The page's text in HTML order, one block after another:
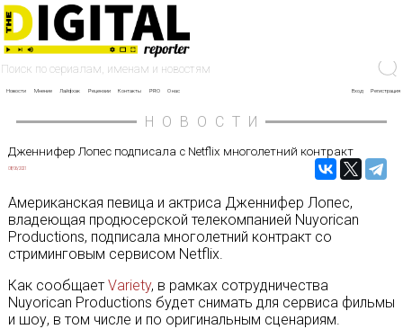
Новости Мнение Лайфхак Рецензии Контакты PRO О нас Вход Регистрация
НОВОСТИ
Дженнифер Лопес подписала с Netflix многолетний контракт
08/06/2021
Американская певица и актриса Дженнифер Лопес,
владеющая продюсерской телекомпанией Nuyorican
Productions, подписала многолетний контракт со
стриминговым сервисом Netflix.
Как сообщает Variety, в рамках сотрудничества
Nuyorican Productions будет снимать для сервиса фильмы
и шоу, в том числе и по оригинальным сценариям.